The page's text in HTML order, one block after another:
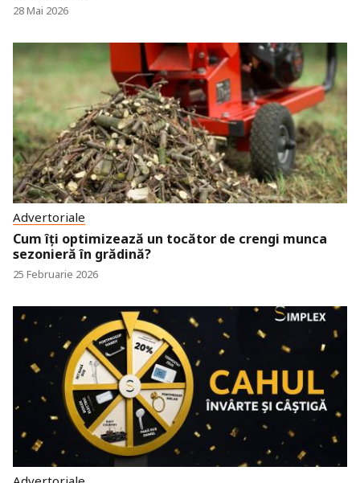
28 Mai 2026
Advertoriale
Cum îți optimizează un tocător de crengi munca
sezonieră în grădină?
25 Februarie 2026